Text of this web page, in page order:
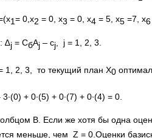
1= 0,х2 = 0, х3 = 0, х4 = 5, х5 =7, х6
∆j = CбAj – cj , j = 1, 2, 3.
1, 2, 3, то текущий план Х0
+ 0∙(5) + 0∙(7) + 0∙(4) = 0.
В. Если же хотя бы одна
меньше, чем Z = 0.Оценки